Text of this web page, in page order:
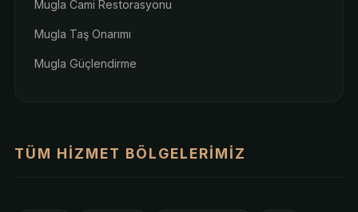
Mugla Cami Restorasyonu
Mugla Taş Onarımı
Mugla Güçlendirme
TÜM HIZMET BÖLGELERIMIZ